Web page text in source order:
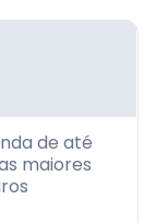
de até
maiores